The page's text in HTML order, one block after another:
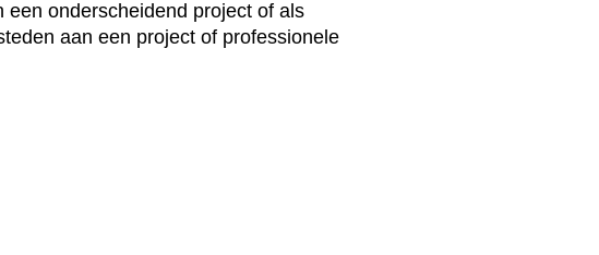
onderscheidend project of als
aan een project of professionele